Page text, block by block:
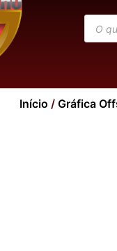
Início / Gráfica